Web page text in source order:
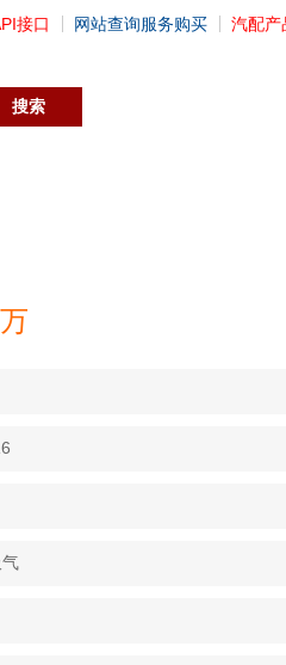
接口 网站查询服务购买 汽配产